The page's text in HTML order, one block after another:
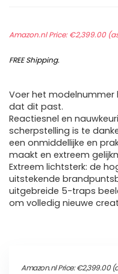
Amazon.nl Price:€2,399.00
FREE Shipping.
Voer het modelnummer
dat dit past.
Reactiesnel en
scherpstelling is te
een onmiddellijke en
maakt en extreem
Extreem lichtsterk: de
uitstekende
uitgebreide 5-traps
om volledig nieuwe
Amazon.nl Price:€2,399.00